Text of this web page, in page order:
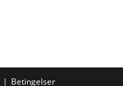
Betingelser